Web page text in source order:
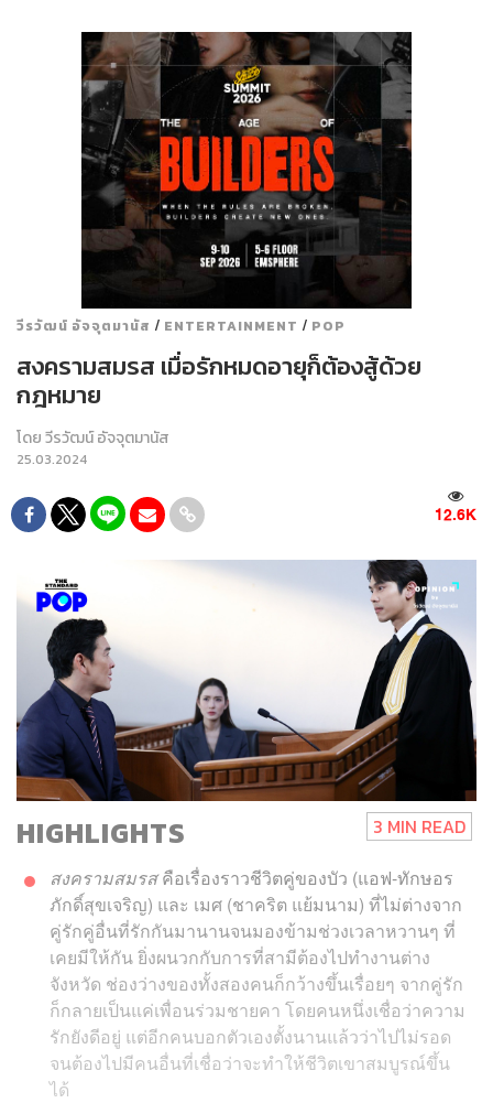
วีรวัฒน์ อัจจุตมานัส / ENTERTAINMENT / POP
สงครามสมรส เมื่อรักหมดอายุก็ต้องสู้ด้วย
กฎหมาย
โดยวีรวัฒน์ อัจจุตมานัส
25.03.2024
12.6K
HIGHLIGHTS 3 MIN READ
สงครามสมรสคือเรื่องราวชีวิตคู่ของบัว (แอฟ-ทักษอร
ภักดิ์สุขเจริญ) และ เมศ (ชาคริต แย้มนาม) ที่ไม่ต่างจาก
คู่รักคู่อื่นที่รักกันมานานจนมองข้ามช่วงเวลาหวานๆ ที่
เคยมีให้กัน ยิ่งผนวกกับการที่สามีต้องไปทำงานต่าง
จังหวัด ช่องว่างของทั้งสองคนก็กว้างขึ้นเรื่อยๆ จากคู่รัก
ก็กลายเป็นแค่เพื่อนร่วมชายคา โดยคนหนึ่งเชื่อว่าความ
รักยังดีอยู่ แต่อีกคนบอกตัวเองตั้งนานแล้วว่าไปไม่รอด
จนต้องไปมีคนอื่นที่เชื่อว่าจะทำให้ชีวิตเขาสมบูรณ์ขึ้น
ได้